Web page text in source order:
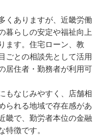
くありますが、近畿労働
暮らしの安定や福祉向上
ます。住宅ローン、教
ごとの相談先として活用
居住者・勤務者が利用可
もなじみやすく、店舗相
られる地域で存在感があ
畿で、勤労者本位の金融
特徴です。